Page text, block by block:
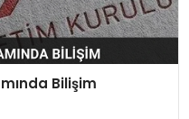
Bilişim